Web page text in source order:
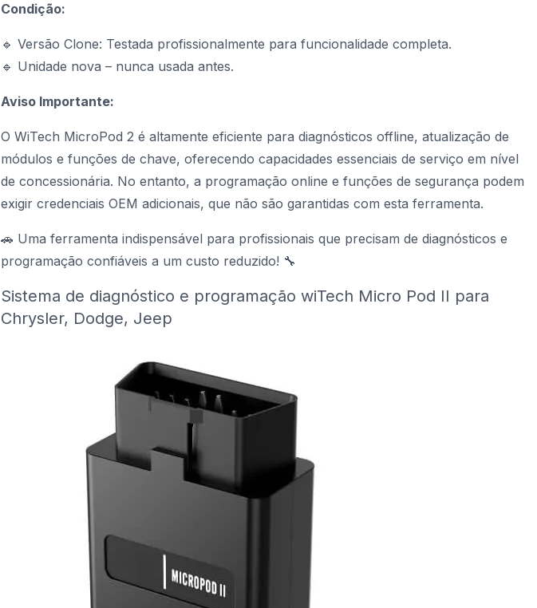
Condição:
🔹 Versão Clone: Testada profissionalmente para funcionalidade completa.
🔹 Unidade nova – nunca usada antes.
Aviso Importante:
O WiTech MicroPod 2 é altamente eficiente para diagnósticos offline, atualização de
módulos e funções de chave, oferecendo capacidades essenciais de serviço em nível
de concessionária. No entanto, a programação online e funções de segurança podem
exigir credenciais OEM adicionais, que não são garantidas com esta ferramenta.
🚗 Uma ferramenta indispensável para profissionais que precisam de diagnósticos e
programação confiáveis a um custo reduzido! 🔧
Sistema de diagnóstico e programação wiTech Micro Pod II para
Chrysler, Dodge, Jeep